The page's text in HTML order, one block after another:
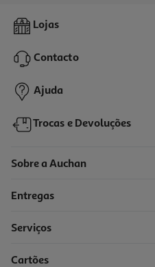
Livro A Felicidade Nos Dias De
19,90 € PVP de editor
17,91 €
-10%
Lojas
Contacto
Ajuda
Trocas e Devoluções
Sobre a Auchan
Entregas
Serviços
Cartões